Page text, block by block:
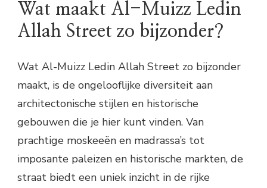
Wat maakt Al-Muizz Ledin
Allah Street zo bijzonder?
Wat Al-Muizz Ledin Allah Street zo bijzonder
maakt, is de ongelooflijke diversiteit aan
architectonische stijlen en historische
gebouwen die je hier kunt vinden. Van
prachtige moskeeën en madrassa’s tot
imposante paleizen en historische markten, de
straat biedt een uniek inzicht in de rijke